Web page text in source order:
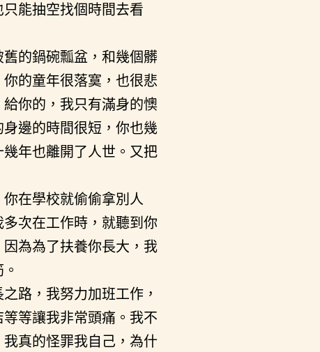
能抽空找個時間去看
的鍋碗瓢盆，和幾個髒
的童年很落寞，也很悲
你的，我只有滿身的懊
邊的時間很短，你也幾
年也離開了人世。又把
在學校就偷偷拿別人
次在工作時，就聽到你
為為了扶養你長大，我
路，我努力加班工作，
等讓我非常頭痛。我不
真的怪罪我自己，為什